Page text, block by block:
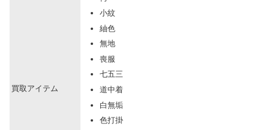
買取アイテム
小紋
紬色
無地
喪服
七五三
道中着
白無垢
色打掛